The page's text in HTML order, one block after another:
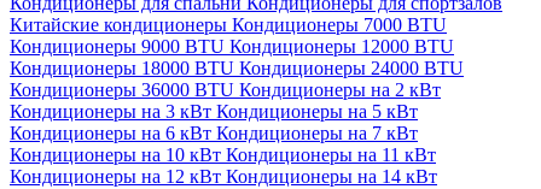
Китайские кондиционеры Кондиционеры 7000 BTU
Кондиционеры 9000 BTU Кондиционеры 12000 BTU
Кондиционеры 18000 BTU Кондиционеры 24000 BTU
Кондиционеры 36000 BTU Кондиционеры на 2 кВт
Кондиционеры на 3 кВт Кондиционеры на 5 кВт
Кондиционеры на 6 кВт Кондиционеры на 7 кВт
Кондиционеры на 10 кВт Кондиционеры на 11 кВт
Кондиционеры на 12 кВт Кондиционеры на 14 кВт